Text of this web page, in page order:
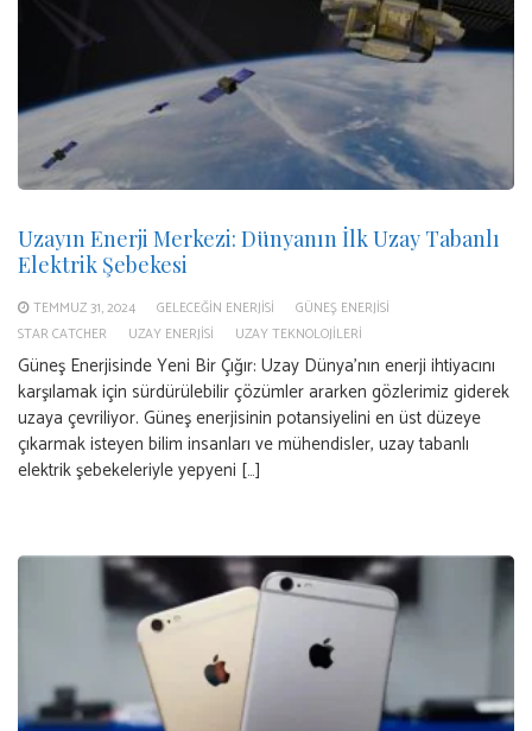
Uzayın Enerji Merkezi: Dünyanın İlk Uzay Tabanlı
Elektrik Şebekesi
TEMMUZ 31, 2024 GELECEĞIN ENERJISI
GÜNEŞ ENERJISI
STAR CATCHER
UZAY ENERJISI UZAY TEKNOLOJILERI
Güneş Enerjisinde Yeni Bir Çığır: Uzay Dünya’nın enerji ihtiyacını
karşılamak için sürdürülebilir çözümler ararken gözlerimiz giderek
uzaya çevriliyor. Güneş enerjisinin potansiyelini en üst düzeye
çıkarmak isteyen bilim insanları ve mühendisler, uzay tabanlı
elektrik şebekeleriyle yepyeni […]